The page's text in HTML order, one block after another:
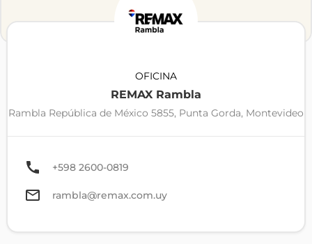
OFICINA
REMAX Rambla
Rambla República de México 5855, Punta Gorda, Montevideo
+598 2600-0819
rambla@remax.com.uy